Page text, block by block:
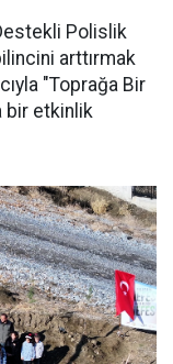
Polislik
arttırmak
"Toprağa Bir
bir etkinlik